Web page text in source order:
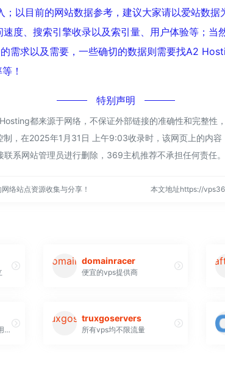
；以目前的网站数据参考，建议大家请以爱站数据
度、搜索引擎收录以及索引量、用户体验等；当
需求以及需要，一些确切的数据则需要找A2
！
特别声明
都来源于网络，不保证外部链接的准确性和完整性
，在2025年1月31日 上午9:03收录时，该网页上的内容
系网站管理员进行删除，369主机推荐不承担任何责任。
络站点资源收集与分享！ 本文地址https://
domainracer
便宜的vps提供商
加拿大和美国的 VPS/专用服务提供商，为全球客户提供服务
truxgoservers
所有vps均不限流量